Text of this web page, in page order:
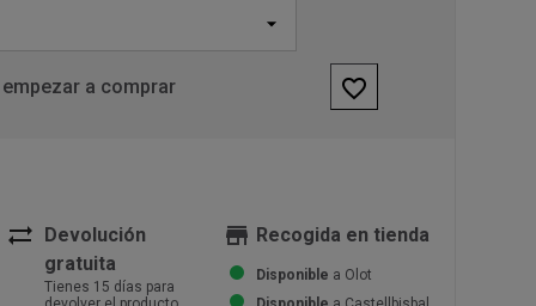
a comprar favorite_border
sync_alt
Devolución
gratuita
Tienes 15 días para
store Recogida en tienda
Disponible a Olot